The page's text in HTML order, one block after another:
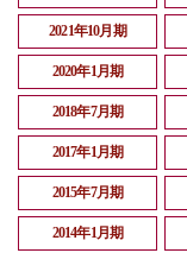
2021年10月期
2020年1月期
2018年7月期
2017年1月期
2015年7月期
2014年1月期